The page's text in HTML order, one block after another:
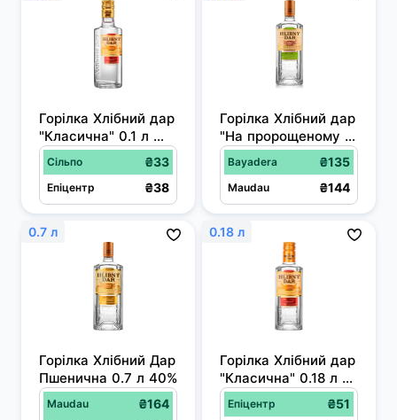
Горілка Хлібний дар
"Класична" 0.1 л
40%
Сільпо ₴33
Епіцентр ₴38
Горілка Хлібний дар
"На пророщеному
зерні" 0.5 л 40%
Bayadera ₴135
Maudau ₴144
0.7 л
Горілка Хлібний Дар
Пшенична 0.7 л 40%
Maudau ₴164
0.18 л
Горілка Хлібний дар
"Класична" 0.18 л
40%
Епіцентр ₴51